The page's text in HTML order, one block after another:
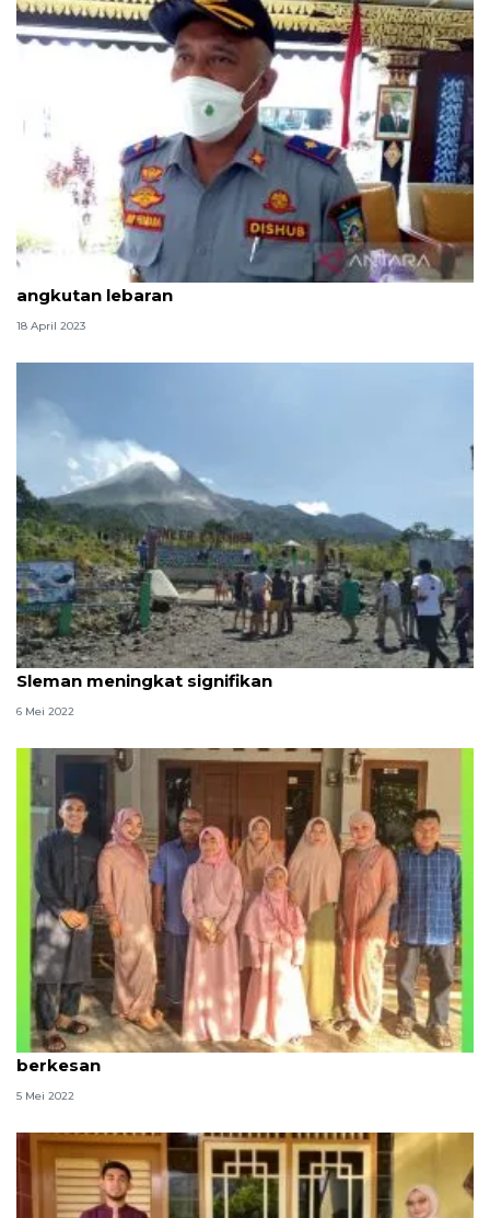
Dishub Sleman jemput bola lakukan "ramp check"
angkutan lebaran
18 April 2023
Kunjungan wisatawan ke destinasi wisata di
Sleman meningkat signifikan
6 Mei 2022
Striker PSS Mila sebut Lebaran tahun ini sangat
berkesan
5 Mei 2022